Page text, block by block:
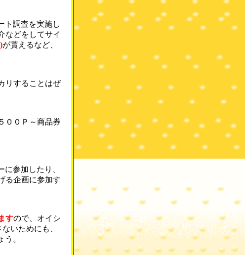
ト調査を実施し
などをしてサイ
が貰えるなど、
リすることはぜ
００Ｐ～商品券
参加したり、
る企画に参加す
すので、オイシ
いためにも、
。